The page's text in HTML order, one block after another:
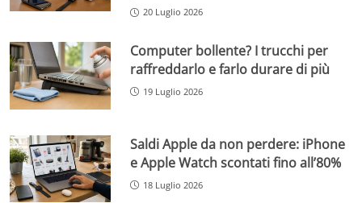
20 Luglio 2026
Computer bollente? I trucchi per
raffreddarlo e farlo durare di più
19 Luglio 2026
Saldi Apple da non perdere: iPhone
e Apple Watch scontati fino all’80%
18 Luglio 2026